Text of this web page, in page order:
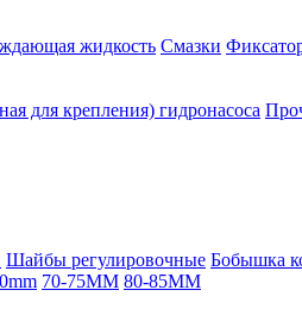
жидкость Смазки
для крепления) гидронасоса
Шайбы регулировочные Бобышка
70-75MM 80-85MM